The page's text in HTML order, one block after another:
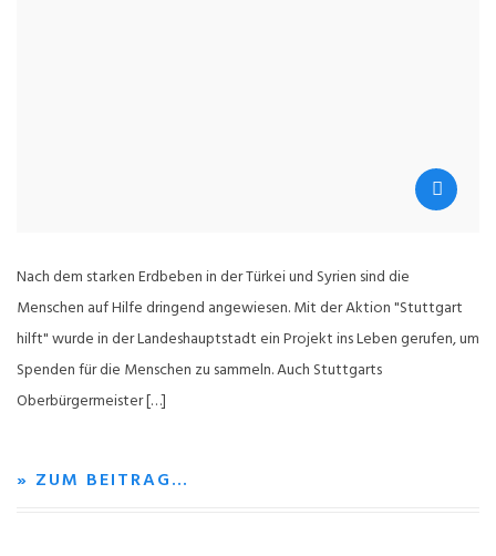
Nach dem starken Erdbeben in der Türkei und Syrien sind die
Menschen auf Hilfe dringend angewiesen. Mit der Aktion "Stuttgart
hilft" wurde in der Landeshauptstadt ein Projekt ins Leben gerufen, um
Spenden für die Menschen zu sammeln. Auch Stuttgarts
Oberbürgermeister […]
» ZUM BEITRAG…